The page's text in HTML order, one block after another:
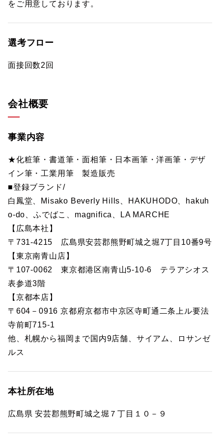
をご用意しております。
選考フロー
面接回数2回
会社概要
事業内容
★化粧筆・書道筆・面相筆・日本画筆・洋画筆・デザ
イン筆・工業用筆 製造販売
■登録ブランド/
白鳳堂、Misako Beverly Hills、HAKUHODO、hakuh
o-do、ふでばこ、magnifica、LA MARCHE
【広島本社】
〒731-4215 広島県安芸郡熊野町城之堀7丁目10番9号
【東京南青山店】
〒107-0062 東京都港区南青山5-10-6 テラアシオス
表参道3階
【京都本店】
〒604－0916 京都府京都市中京区寺町通二条上ル要法
寺前町715-1
他、札幌から福岡まで国内9店舗、サイアム、ロサンゼ
ルス
本社所在地
広島県 安芸郡熊野町城之堀７丁目１０－９